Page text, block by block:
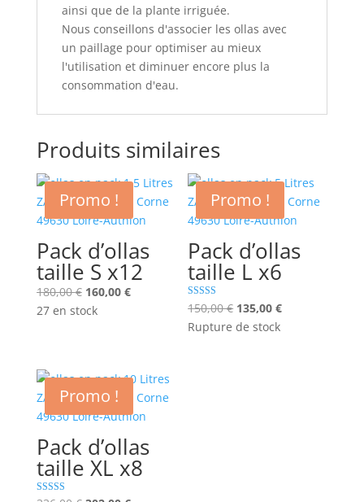
ainsi que de la plante irriguée.
Nous conseillons d'associer les ollas avec
un paillage pour optimiser au mieux
l'utilisation et diminuer encore plus la
consommation d'eau.
Produits similaires
Promo !
Pack d’ollas
taille S x12
180,00€ Le
prix
160,00 €Le
27 en stock
Promo !
Pack d’ollas
taille L x6
Note
5.00
sur 5
150,00€ Le
prix
135,00€Le
Rupture de stock
Promo !
Pack d’ollas
taille XL x8